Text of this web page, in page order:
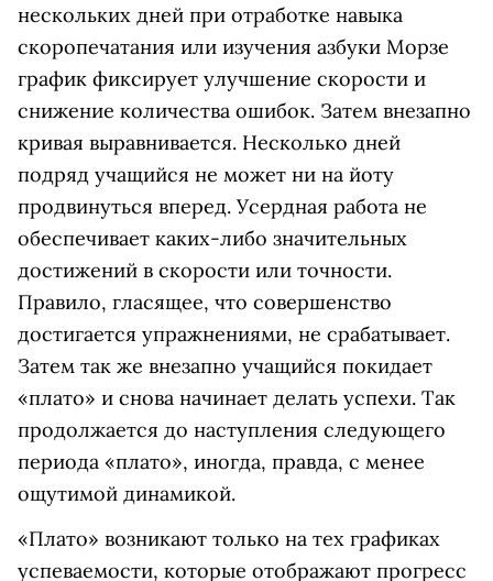
нескольких дней при отработке навыка
скоропечатания или изучения азбуки Морзе
график фиксирует улучшение скорости и
снижение количества ошибок. Затем внезапно
кривая выравнивается. Несколько дней
подряд учащийся не может ни на йоту
продвинуться вперед. Усердная работа не
обеспечивает каких-либо значительных
достижений в скорости или точности.
Правило, гласящее, что совершенство
достигается упражнениями, не срабатывает.
Затем так же внезапно учащийся покидает
«плато» и снова начинает делать успехи. Так
продолжается до наступления следующего
периода «плато», иногда, правда, с менее
ощутимой динамикой.
«Плато» возникают только на тех графиках
успеваемости, которые отображают прогресс